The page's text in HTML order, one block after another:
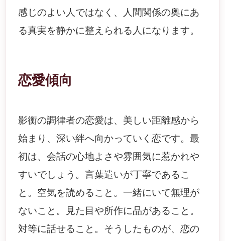
感じのよい人ではなく、人間関係の奥にあ
る真実を静かに整えられる人になります。
恋愛傾向
影衡の調律者の恋愛は、美しい距離感から
始まり、深い絆へ向かっていく恋です。最
初は、会話の心地よさや雰囲気に惹かれや
すいでしょう。言葉遣いが丁寧であるこ
と。空気を読めること。一緒にいて無理が
ないこと。見た目や所作に品があること。
対等に話せること。そうしたものが、恋の